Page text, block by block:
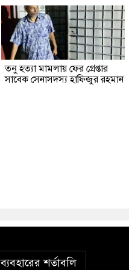
তনু হত্যা মামলায় ফের গ্রেপ্তার
সাবেক সেনাসদস্য হাফিজুর রহমান
ব্যবহারের শর্তাবলি